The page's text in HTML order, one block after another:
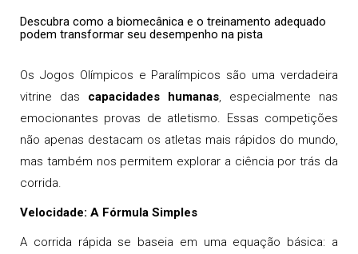
Descubra como a biomecânica e o treinamento adequado
podem transformar seu desempenho na pista
Os Jogos Olímpicos e Paralímpicos são uma verdadeira
vitrine das capacidades humanas, especialmente nas
emocionantes provas de atletismo. Essas competições
não apenas destacam os atletas mais rápidos do mundo,
mas também nos permitem explorar a ciência por trás da
corrida.
Velocidade: A Fórmula Simples
A corrida rápida se baseia em uma equação básica: a